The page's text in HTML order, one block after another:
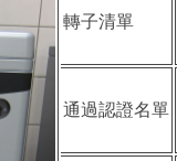
轉子清單
通過認證名單